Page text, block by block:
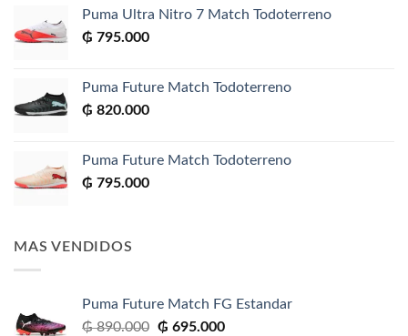
Puma Ultra Nitro 7 Match Todoterreno
₲ 795.000
Puma Future Match Todoterreno
₲ 820.000
Puma Future Match Todoterreno
₲ 795.000
MAS VENDIDOS
Puma Future Match FG Estandar
₲890.000 El
₲ 695.000El